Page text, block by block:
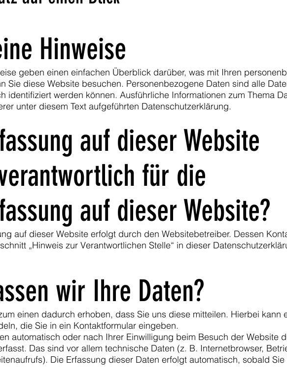
Hinweise
geben einen einfachen Überblick darüber, was mit Ihren
Sie diese Website besuchen. Personenbezogene Daten sind alle
identifiziert werden können. Ausführliche Informationen zum Thema
unter diesem Text aufgeführten Datenschutzerklärung.
auf dieser Website
für die
auf dieser Website?
auf dieser Website erfolgt durch den Websitebetreiber. Dessen
„Hinweis zur Verantwortlichen Stelle“ in dieser
wir Ihre Daten?
einen dadurch erhoben, dass Sie uns diese mitteilen. Hierbei kann
die Sie in ein Kontaktformular eingeben.
automatisch oder nach Ihrer Einwilligung beim Besuch der Website
Das sind vor allem technische Daten (z. B. Internetbrowser,
Die Erfassung dieser Daten erfolgt automatisch, sobald